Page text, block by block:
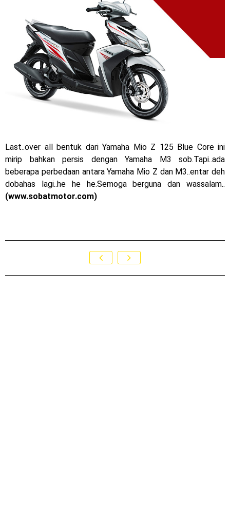
2023 !
Honda Rilis CBR1000RR-R 2023 Anniversary Edition !
MotoGP Amerika : Alex Rins berhasil juara pertama dan
perdana di tim LCR Honda !
Ngabuburide Yamaha Wr 155 R, Para Bikers Menikmati
Indahnya Sore di Kota Medan
Event Customaxi & Yard Built 2023 Resmi Dimulai !
Last..over all bentuk dari Yamaha Mio Z 125 Blue Core ini
mirip bahkan persis dengan Yamaha M3 sob.Tapi..ada
beberapa perbedaan antara Yamaha Mio Z dan M3..entar deh
dobahas lagi..he he he.Semoga berguna dan wassalam..
(www.sobatmotor.com)